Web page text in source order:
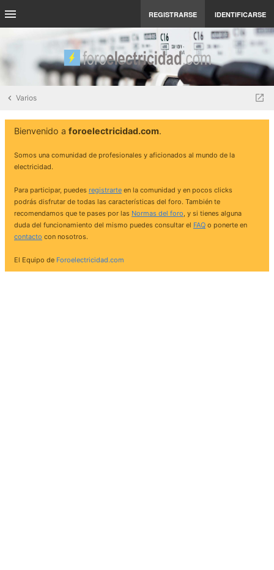
REGISTRARSE IDENTIFICARSE
Varios
Bienvenido a foroelectricidad.com.
Somos una comunidad de profesionales y aficionados al mundo de la
electricidad.
Para participar, puedes registrarte en la comunidad y en pocos clicks
podrás disfrutar de todas las características del foro. También te
recomendamos que te pases por las Normas del foro, y si tienes alguna
duda del funcionamiento del mismo puedes consultar el FAQ o ponerte en
contacto con nosotros.
El Equipo de Foroelectricidad.com